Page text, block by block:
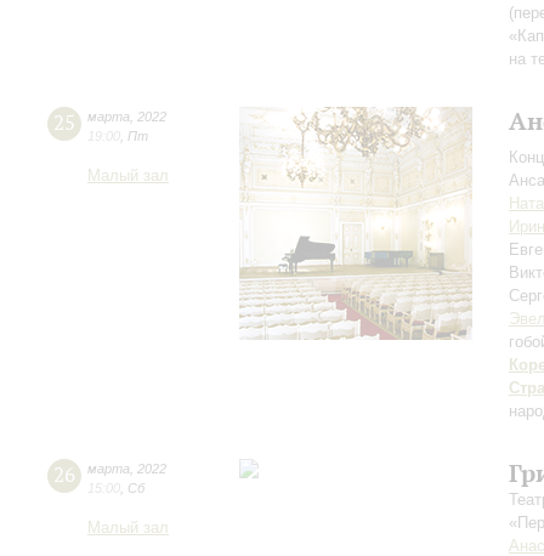
на
25 марта
2022
19:00 Пт
Малый зал
26 марта
2022
15:00 Сб
Малый зал